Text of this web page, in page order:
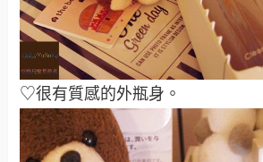
♡很有質感的外瓶身。